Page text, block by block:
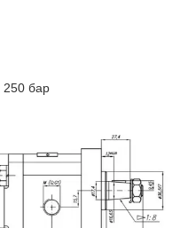
250 бар